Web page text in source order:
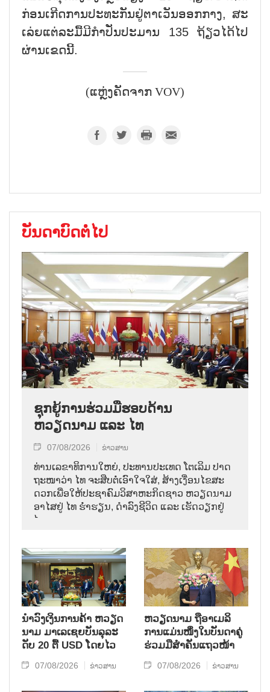
ກ່ອນ​ເກີດ​ການ​ປະ​ທະ​ກັນ​ຢູ່​ຕາ​ເວັນ​ອອກ​ກາງ, ສະ​
ເລ່​ຍ​ແຕ່​ລະ​ມື້​ມີ​ກຳ​ປັ່ນ​ປະ​ມານ 135 ​ຖ້ຽວ​ໄດ້​ໄປ​
ຜ່ານ​ເຂດນີ້.
(ແຫຼ່ງຄັດຈາກ VOV)
ບັນດາບົດຕໍ່ໄປ
ຊຸກຍູ້ການຮ່ວມມືຮອບດ້ານ
ຫວຽດນາມ ແລະ ໄທ
07/08/2026 ຂ່າວສານ
ທ່ານ​ເລ​ຂາ​ທິ​ການ​ໃຫຍ່, ປະ​ທານ​ປະ​ເທດ ໂຕ​ເລິມ ປາດ​
ຖະ​ໜາ​ວ່າ ໄທ​ ຈະ​ສືບ​ຕໍ່​ເອົາ​ໃຈ​ໃສ່, ສ້າງ​ເງື່ອນ​ໄຂ​ສະ​
ດວກ​ເພື່ອ​ໃຫ້​ປະ​ຊາ​ຄົມ​ວ​ິ​ສາ​ຫະ​ກິດ​ຊາວ ຫວຽດ​ນາມ
ອາ​ໄສ​ຢູ່ ໄທ ຮ່ຳ​ຮຽນ, ດຳ​ລົງ​ຊີ​ວິດ ແລະ ເຮັດ​ວຽກ​ຢູ່​
ໄທ.
ນຳ​ວົງ​ເງິນ​ການ​ຄ້າ ຫວຽດ​
ນາມ ມາ​ເລ​ເຊຍ​ບັນ​ລຸ​ລະ​
ດັບ 20 ຕື້ USD ໂດຍ​ໄວ
07/08/2026 ຂ່າວສານ
ຫ​ວຽດ​ນາມ ຖື​ອາ​ເມ​ລິ​
ການ​ແມ່ນ​ໜຶ່ງ​ໃນ​ບັນ​ດາ​ຄູ່​
ຮ່ວມ​ມື​ສຳ​ຄັນ​ແຖວ​ໜ້າ
07/08/2026 ຂ່າວສານ